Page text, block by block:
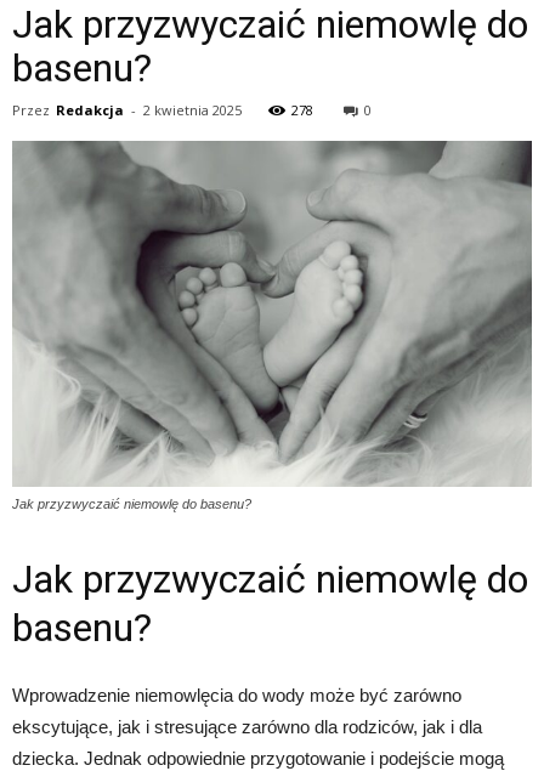
Jak przyzwyczaić niemowlę do
basenu?
Przez Redakcja - 2 kwietnia 2025 278 0
Jak przyzwyczaić niemowlę do basenu?
Jak przyzwyczaić niemowlę do
basenu?
Wprowadzenie niemowlęcia do wody może być zarówno
ekscytujące, jak i stresujące zarówno dla rodziców, jak i dla
dziecka. Jednak odpowiednie przygotowanie i podejście mogą